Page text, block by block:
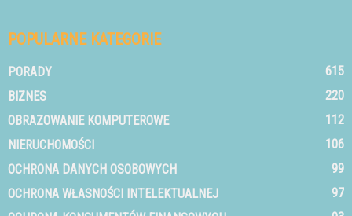
POPULARNE KATEGORIE
PORADY
615
BIZNES
220
OBRAZOWANIE KOMPUTEROWE
112
NIERUCHOMOŚCI
106
OCHRONA DANYCH OSOBOWYCH
99
OCHRONA WŁASNOŚCI INTELEKTUALNEJ
97